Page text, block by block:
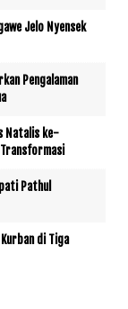
Jelo Nyensek
Pengalaman
Natalis ke-
Pathul
Kurban di Tiga